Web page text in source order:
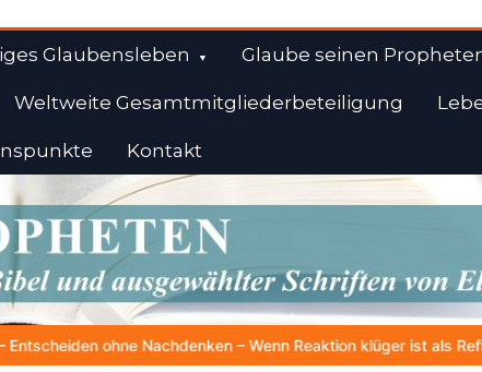
Glaubensleben Glaube seinen
Weltweite Gesamtmitgliederbeteiligung
Kontakt
Reaktion klüger ist als Reflexion | 4.Serie: Die Weisheit im